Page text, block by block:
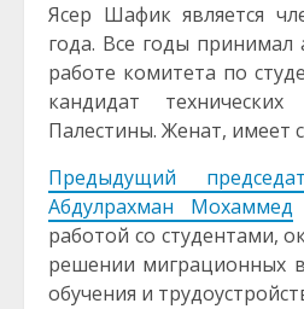
Ясер Шафик является
года. Все годы принимал
работе комитета по
кандидат
Палестины. Женат, имеет
Предыдущий
Абдулрахман Мохаммед
работой со студентами,
решении миграционных
обучения и